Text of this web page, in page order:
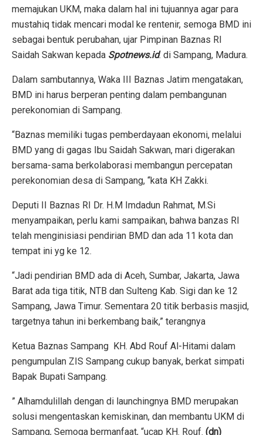
memajukan UKM, maka dalam hal ini tujuannya agar para
mustahiq tidak mencari modal ke rentenir, semoga BMD ini
sebagai bentuk perubahan, ujar Pimpinan Baznas RI
Saidah Sakwan kepada Spotnews.id. di Sampang, Madura.
Dalam sambutannya, Waka III Baznas Jatim mengatakan,
BMD ini harus berperan penting dalam pembangunan
perekonomian di Sampang.
“Baznas memiliki tugas pemberdayaan ekonomi, melalui
BMD yang di gagas Ibu Saidah Sakwan, mari digerakan
bersama-sama berkolaborasi membangun percepatan
perekonomian desa di Sampang, “kata KH Zakki.
Deputi II Baznas RI Dr. H.M Imdadun Rahmat, M.Si
menyampaikan, perlu kami sampaikan, bahwa banzas RI
telah menginisiasi pendirian BMD dan ada 11 kota dan
tempat ini yg ke 12.
“Jadi pendirian BMD ada di Aceh, Sumbar, Jakarta, Jawa
Barat ada tiga titik, NTB dan Sulteng Kab. Sigi dan ke 12
Sampang, Jawa Timur. Sementara 20 titik berbasis masjid,
targetnya tahun ini berkembang baik,” terangnya
Ketua Baznas Sampang KH. Abd Rouf Al-Hitami dalam
pengumpulan ZIS Sampang cukup banyak, berkat simpati
Bapak Bupati Sampang.
” Alhamdulillah dengan di launchingnya BMD merupakan
solusi mengentaskan kemiskinan, dan membantu UKM di
Sampang, Semoga bermanfaat, “ucap KH. Rouf. (dn)